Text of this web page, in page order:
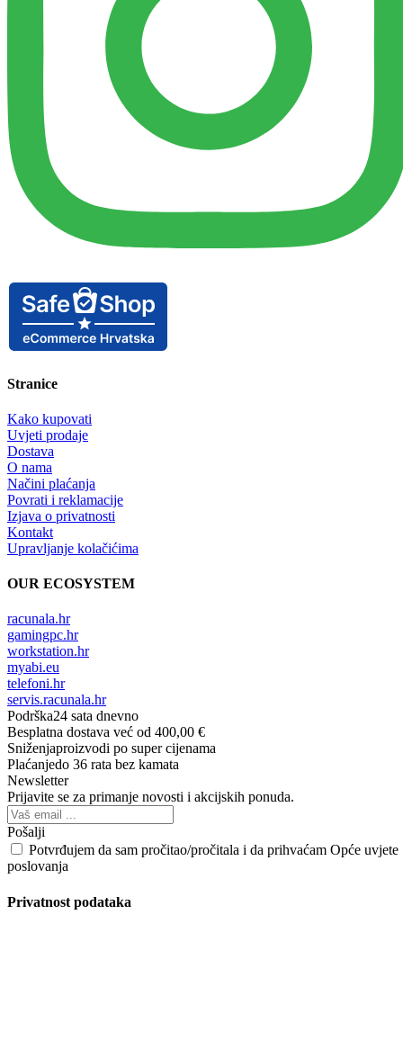
Stranice
Kako kupovati
Uvjeti prodaje
Dostava
O nama
Načini plaćanja
Povrati i reklamacije
Izjava o privatnosti
Kontakt
Upravljanje kolačićima
OUR ECOSYSTEM
racunala.hr
gamingpc.hr
workstation.hr
myabi.eu
telefoni.hr
servis.racunala.hr
Podrška24 sata dnevno
Besplatna dostava već od 400,00 €
Sniženjaproizvodi po super cijenama
Plaćanjedo 36 rata bez kamata
Newsletter
Prijavite se za primanje novosti i akcijskih ponuda.
Pošalji
Potvrđujem da sam pročitao/pročitala i da prihvaćam Opće uvjete
poslovanja
Privatnost podataka